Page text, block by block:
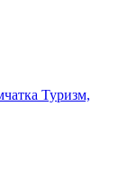
Туризм,